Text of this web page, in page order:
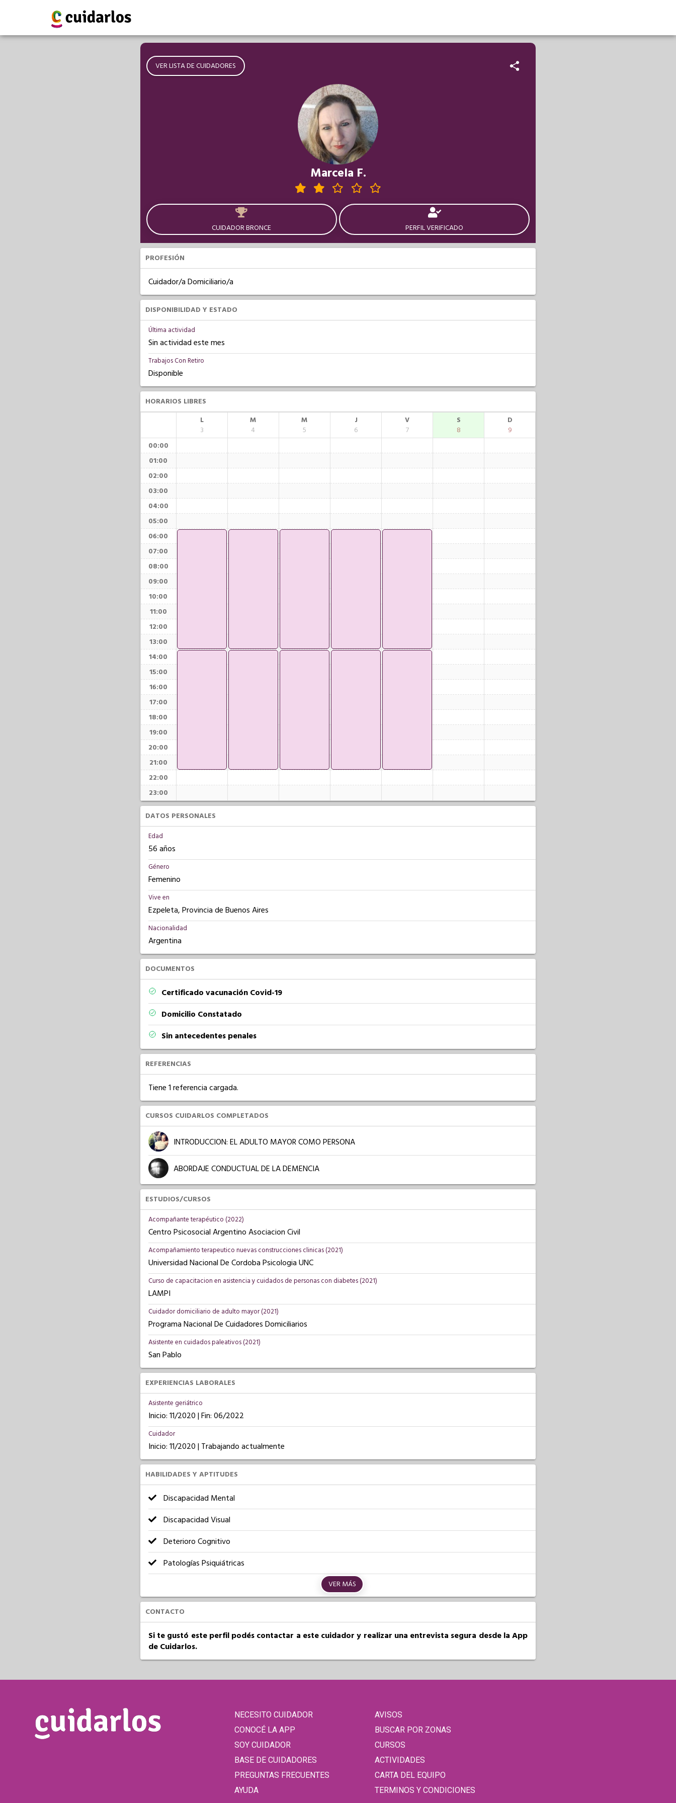
VER LISTA DE CUIDADORES
Marcela F.
CUIDADOR BRONCE PERFIL VERIFICADO
PROFESIÓN
Cuidador/a Domiciliario/a
DISPONIBILIDAD Y ESTADO
Última actividad
Sin actividad este mes
Trabajos Con Retiro
Disponible
HORARIOS LIBRES
L
3
M
4
M
5
J
6
V
7
S
8
D
9
00:00
01:00
02:00
03:00
04:00
05:00
06:00
07:00
08:00
09:00
10:00
11:00
12:00
13:00
14:00
15:00
16:00
17:00
18:00
19:00
20:00
21:00
22:00
23:00
DATOS PERSONALES
Edad
56 años
Género
Femenino
Vive en
Ezpeleta, Provincia de Buenos Aires
Nacionalidad
Argentina
DOCUMENTOS
Certificado vacunación Covid-19
Domicilio Constatado
Sin antecedentes penales
REFERENCIAS
Tiene 1 referencia cargada.
CURSOS CUIDARLOS COMPLETADOS
INTRODUCCION: EL ADULTO MAYOR COMO PERSONA
ABORDAJE CONDUCTUAL DE LA DEMENCIA
ESTUDIOS/CURSOS
Acompañante terapéutico (2022)
Centro Psicosocial Argentino Asociacion Civil
Acompañamiento terapeutico nuevas construcciones clinicas (2021)
Universidad Nacional De Cordoba Psicologia UNC
Curso de capacitacion en asistencia y cuidados de personas con diabetes (2021)
LAMPI
Cuidador domiciliario de adulto mayor (2021)
Programa Nacional De Cuidadores Domiciliarios
Asistente en cuidados paleativos (2021)
San Pablo
EXPERIENCIAS LABORALES
Asistente geriátrico
Inicio: 11/2020 | Fin: 06/2022
Cuidador
Inicio: 11/2020 | Trabajando actualmente
HABILIDADES Y APTITUDES
Discapacidad Mental
Discapacidad Visual
Deterioro Cognitivo
Patologías Psiquiátricas
VER MÁS
CONTACTO
Si te gustó este perfil podés contactar a este cuidador y realizar una entrevista segura desde la App
de Cuidarlos.
NECESITO CUIDADOR
CONOCÉ LA APP
SOY CUIDADOR
BASE DE CUIDADORES
PREGUNTAS FRECUENTES
AYUDA
AVISOS
BUSCAR POR ZONAS
CURSOS
ACTIVIDADES
CARTA DEL EQUIPO
TERMINOS Y CONDICIONES